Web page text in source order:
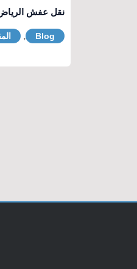
نقل عفش
Blog
,